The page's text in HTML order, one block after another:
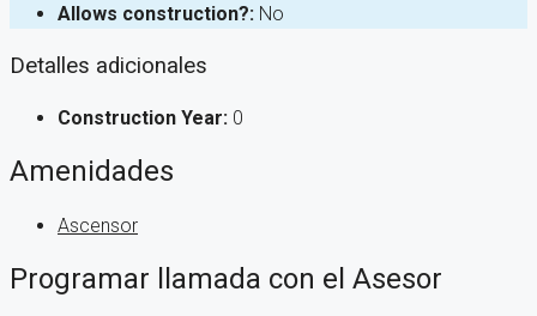
Allows construction?: No
Detalles adicionales
Construction Year: 0
Amenidades
Ascensor
Programar llamada con el Asesor